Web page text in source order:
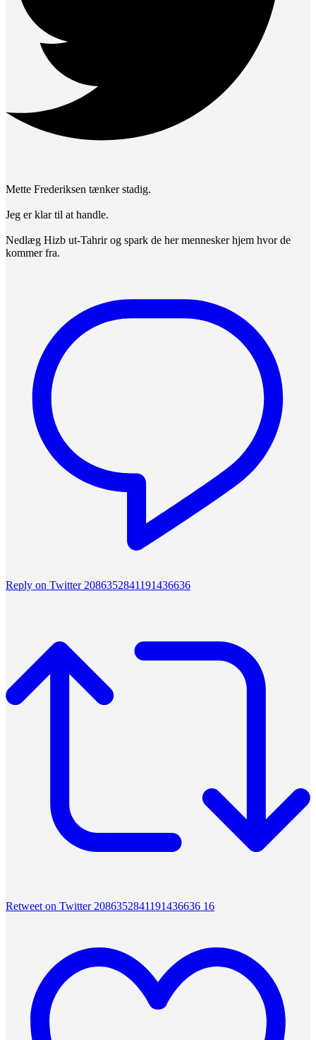
Mette Frederiksen tænker stadig.
Jeg er klar til at handle.
Nedlæg Hizb ut-Tahrir og spark de her mennesker hjem hvor de
kommer fra.
Reply on Twitter 2086352841191436636
Retweet on Twitter 2086352841191436636 16